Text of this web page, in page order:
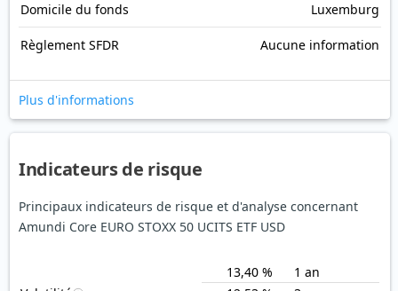
Domicile du fonds Luxemburg
Règlement SFDR Aucune information
Plus d'informations
Indicateurs de risque
Principaux indicateurs de risque et d'analyse concernant
Amundi Core EURO STOXX 50 UCITS ETF USD
13,40 %
1 an